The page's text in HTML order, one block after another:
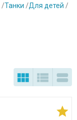
/Танки /Для детей /
  
